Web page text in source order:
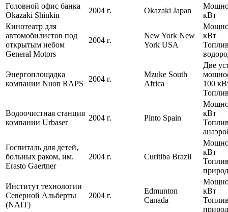
Головной офис банка
Okazaki Shinkin
2004 г. Okazaki Japan
кВт
Кинотеатр для
автомобилистов под
открытым небом
General Motors
2004 г.
New York New
York USA
кВт
Энергоплощадка
компании Nuon RAPS
2004 г.
Mzuke South
Africa
Две
100
Водоочистная станция
компании Urbaser
2004 г. Pinto Spain
кВт
Госпиталь для детей,
больных раком, им.
Erasto Gaertner
2004 г. Curitiba Brazil
кВт
Институт технологии
Северной Альберты
(NAIT)
2004 г.
Edmunton
Canada
кВт